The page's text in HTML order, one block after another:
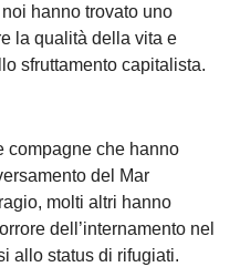
hanno trovato uno
la qualità della vita e
sfruttamento capitalista.
compagne che hanno
del Mar
molti altri hanno
dell’internamento nel
allo status di rifugiati.